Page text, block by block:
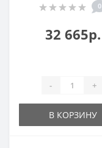
0
32 665р.
- +
В КОРЗИНУ